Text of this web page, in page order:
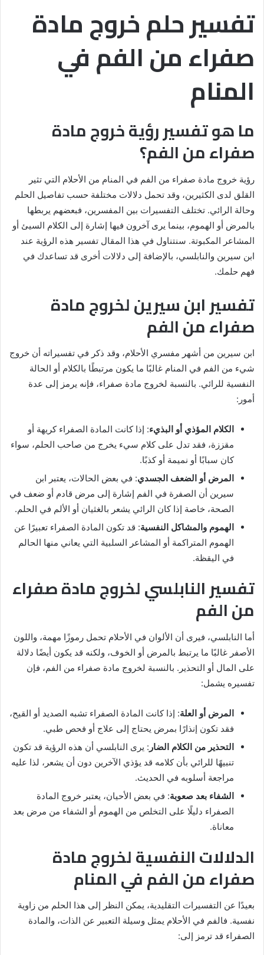
تفسير حلم خروج مادة
صفراء من الفم في
المنام
ما هو تفسير رؤية خروج مادة
صفراء من الفم؟
رؤية خروج مادة صفراء من الفم في المنام من الأحلام التي تثير
القلق لدى الكثيرين، وقد تحمل دلالات مختلفة حسب تفاصيل الحلم
وحالة الرائي. تختلف التفسيرات بين المفسرين، فبعضهم يربطها
بالمرض أو الهموم، بينما يرى آخرون فيها إشارة إلى الكلام السيئ أو
المشاعر المكبوتة. سنتناول في هذا المقال تفسير هذه الرؤية عند
ابن سيرين والنابلسي، بالإضافة إلى دلالات أخرى قد تساعدك في
فهم حلمك.
تفسير ابن سيرين لخروج مادة
صفراء من الفم
ابن سيرين من أشهر مفسري الأحلام، وقد ذكر في تفسيراته أن خروج
شيء من الفم في المنام غالبًا ما يكون مرتبطًا بالكلام أو الحالة
النفسية للرائي. بالنسبة لخروج مادة صفراء، فإنه يرمز إلى عدة
أمور:
الكلام المؤذي أو البذيء: إذا كانت المادة الصفراء كريهة أو
مقززة، فقد تدل على كلام سيء يخرج من صاحب الحلم، سواء
كان سبابًا أو نميمة أو كذبًا.
المرض أو الضعف الجسدي: في بعض الحالات، يعتبر ابن
سيرين أن الصفرة في الفم إشارة إلى مرض قادم أو ضعف في
الصحة، خاصة إذا كان الرائي يشعر بالغثيان أو الألم في الحلم.
الهموم والمشاكل النفسية: قد تكون المادة الصفراء تعبيرًا عن
الهموم المتراكمة أو المشاعر السلبية التي يعاني منها الحالم
في اليقظة.
تفسير النابلسي لخروج مادة صفراء
من الفم
أما النابلسي، فيرى أن الألوان في الأحلام تحمل رموزًا مهمة، واللون
الأصفر غالبًا ما يرتبط بالمرض أو الخوف، ولكنه قد يكون أيضًا دلالة
على المال أو التحذير. بالنسبة لخروج مادة صفراء من الفم، فإن
تفسيره يشمل:
المرض أو العلة: إذا كانت المادة الصفراء تشبه الصديد أو القيح،
فقد تكون إنذارًا بمرض يحتاج إلى علاج أو فحص طبي.
التحذير من الكلام الضار : يرى النابلسي أن هذه الرؤية قد تكون
تنبيهًا للرائي بأن كلامه قد يؤذي الآخرين دون أن يشعر، لذا عليه
مراجعة أسلوبه في الحديث.
الشفاء بعد صعوبة: في بعض الأحيان، يعتبر خروج المادة
الصفراء دليلًا على التخلص من الهموم أو الشفاء من مرض بعد
معاناة.
الدلالات النفسية لخروج مادة
صفراء من الفم في المنام
بعيدًا عن التفسيرات التقليدية، يمكن النظر إلى هذا الحلم من زاوية
نفسية. فالفم في الأحلام يمثل وسيلة التعبير عن الذات، والمادة
الصفراء قد ترمز إلى: